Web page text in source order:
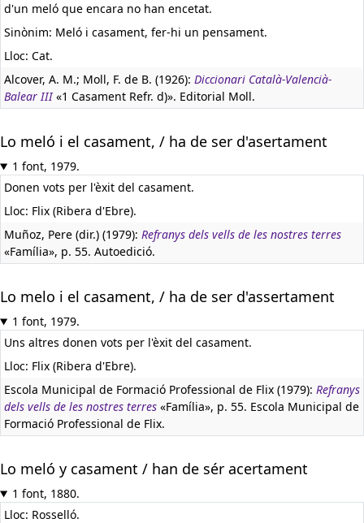
d'un meló que encara no han encetat.
Sinònim: Meló i casament, fer-hi un pensament.
Lloc: Cat.
Alcover, A. M.; Moll, F. de B. (1926): Diccionari Català-Valencià-
Balear III«1 Casament Refr. d)». Editorial Moll.
Lo meló i el casament, / ha de ser d'asertament
1 font, 1979.
Donen vots per l'èxit del casament.
Lloc: Flix (Ribera d'Ebre).
Muñoz, Pere (dir.) (1979): Refranys dels vells de les nostres terres
«Família», p. 55. Autoedició.
Lo melo i el casament, / ha de ser d'assertament
1 font, 1979.
Uns altres donen vots per l'èxit del casament.
Lloc: Flix (Ribera d'Ebre).
Escola Municipal de Formació Professional de Flix (1979): Refranys
dels vells de les nostres terres «Família», p. 55. Escola Municipal de
Formació Professional de Flix.
Lo meló y casament / han de sér acertament
1 font, 1880.
Lloc: Rosselló.